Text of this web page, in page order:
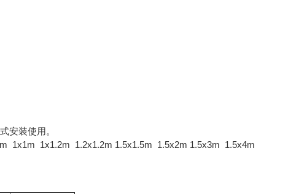
安装使用。
1x1.2m 1.2x1.2m 1.5x1.5m 1.5x2m 1.5x3m 1.5x4m